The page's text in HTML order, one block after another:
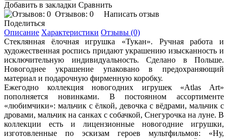
Добавить в закладки Сравнить
Отзывов: 0
Написать отзыв
Поделиться
Описание Характеристики Отзывы (0)
Стеклянная ёлочная игрушка «Тукан». Ручная работа и
художественная роспись придают украшению изысканность и
исключительную индивидуальность. Сделано в Польше.
Новогоднее украшение упаковано в предохраняющий
материал и подарочную фирменную коробку.
Ежегодно коллекция новогодних игрушек «Atlas Art»
пополняется новинками. В постоянном ассортименте
«любимчики»: мальчик с ёлкой, девочка с вёдрами, мальчик с
дровами, мальчик на санках с собачкой, Снегурочка на луне. В
коллекции есть и лицензионные новогодние игрушки,
изготовленные по эскизам героев мультфильмов: «Ну,